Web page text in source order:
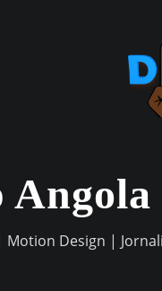
Motion Design |